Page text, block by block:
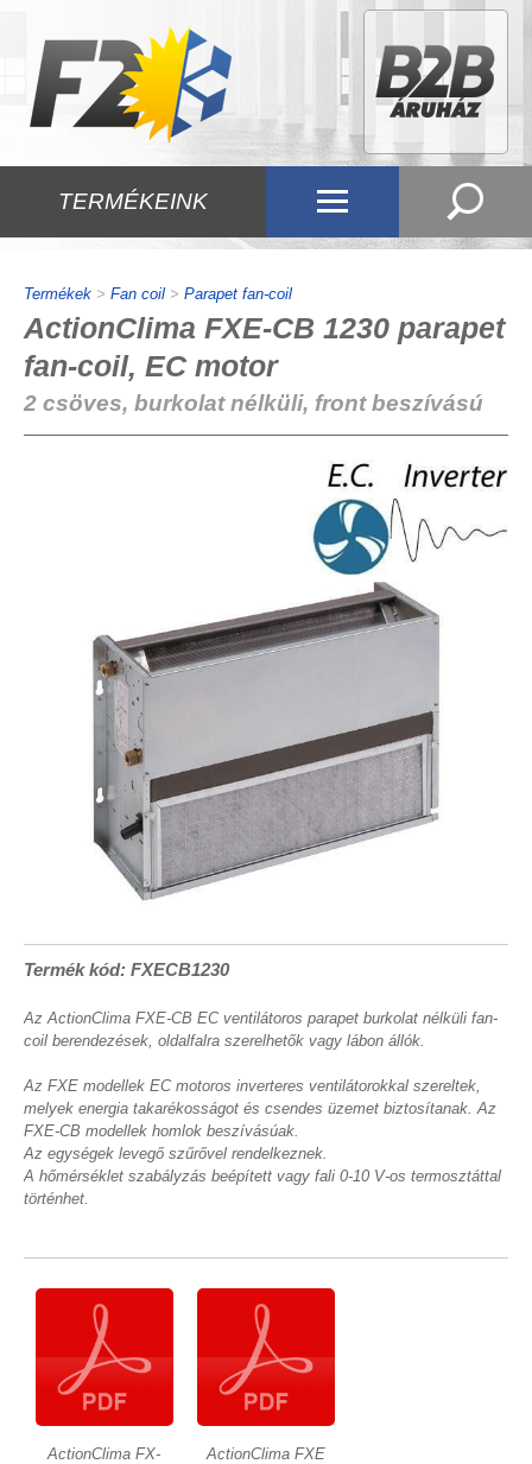
TERMÉKEINK
Termékek > Fan coil > Parapet fan-coil
ActionClima FXE-CB 1230 parapet
fan-coil, EC motor
2 csöves, burkolat nélküli, front beszívású
Termék kód: FXECB1230
Az ActionClima FXE-CB EC ventilátoros parapet burkolat nélküli fan-
coil berendezések, oldalfalra szerelhetők vagy lábon állók.
Az FXE modellek EC motoros inverteres ventilátorokkal szereltek,
melyek energia takarékosságot és csendes üzemet biztosítanak. Az
FXE-CB modellek homlok beszívásúak.
Az egységek levegő szűrővel rendelkeznek.
A hőmérséklet szabályzás beépített vagy fali 0-10 V-os termosztáttal
történhet.
ActionClima FX-
ActionClima FXE